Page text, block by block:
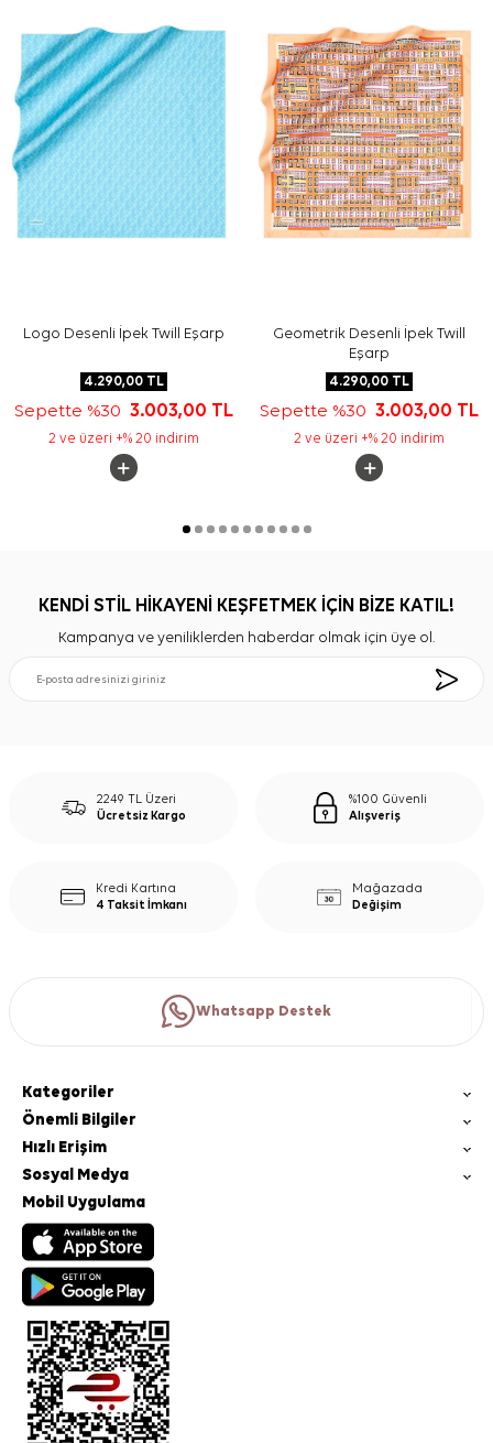
Logo Desenli İpek Twill Eşarp
4.290,00TL
Sepette %30 3.003,00 TL
2 ve üzeri +% 20 indirim
Geometrik Desenli İpek Twill
Eşarp
4.290,00 TL
Sepette %303.003,00 TL
2 ve üzeri +% 20 indirim
KENDİ STİL HİKAYENİ KEŞFETMEK İÇİN BİZE KATIL!
Kampanya ve yeniliklerden haberdar olmak için üye ol.
2249 TL Üzeri
Ücretsiz Kargo
%100 Güvenli
Alışveriş
Kredi Kartına
4 Taksit İmkanı
Mağazada
Değişim
Whatsapp Destek
Kategoriler
Önemli Bilgiler
Hızlı Erişim
Sosyal Medya
Mobil Uygulama